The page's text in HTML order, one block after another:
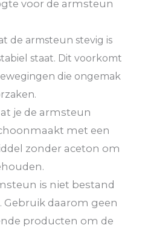
voor de armsteun
de armsteun stevig is
staat. Dit voorkomt
die ongemak
je de armsteun
met een
zonder aceton om
is niet bestand
Gebruik daarom geen
producten om de